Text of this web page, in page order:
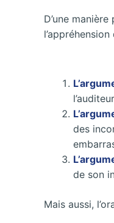
D’une
des
de son
Mais aussi,